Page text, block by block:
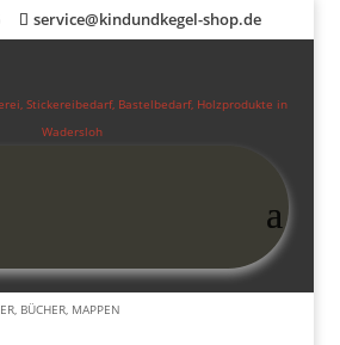
service@kindundkegel-shop.de
BÜCHER, MAPPEN